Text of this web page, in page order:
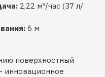
2,22 м³/час (37 л/
6 м
поверхностный
инновационное